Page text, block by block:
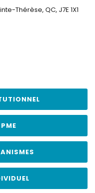
Thérèse, QC, J7E 1X1